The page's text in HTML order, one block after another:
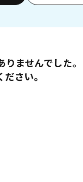
ませんでした。
さい。